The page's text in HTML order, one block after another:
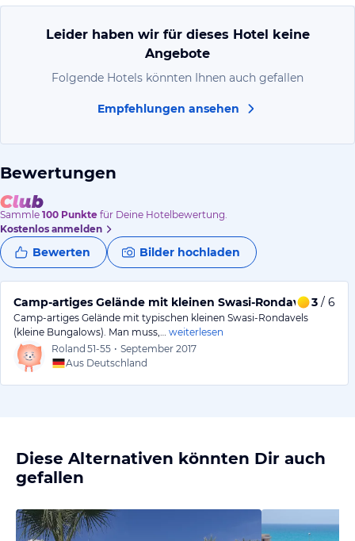
Leider haben wir für dieses Hotel keine
Angebote
Folgende Hotels könnten Ihnen auch gefallen
Empfehlungen ansehen
Bewertungen
Sammle 100 Punkte für Deine Hotelbewertung.
Kostenlos anmelden
Bewerten Bilder hochladen
Camp-artiges Gelände mit kleinen Swasi-Rondavels3 / 6
Camp-artiges Gelände mit typischen kleinen Swasi-Rondavels
(kleine Bungalows). Man muss,…
weiterlesen
Roland 51-55 • September 2017
Aus Deutschland
Diese Alternativen könnten Dir auch
gefallen